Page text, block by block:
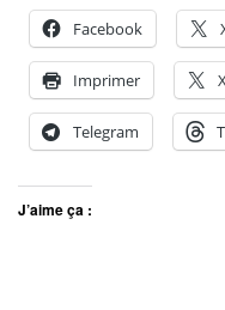
Facebook
Imprimer
Telegram
J’aime ça :